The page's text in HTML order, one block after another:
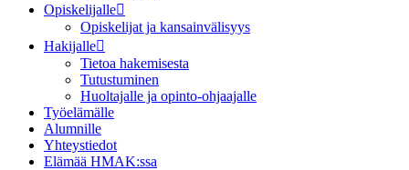
Opiskelijalle
Opiskelijat ja kansainvälisyys
Hakijalle
Tietoa hakemisesta
Tutustuminen
Huoltajalle ja opinto-ohjaajalle
Työelämälle
Alumnille
Yhteystiedot
Elämää HMAK:ssa